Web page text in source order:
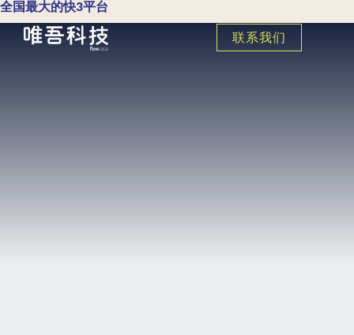
全国最大的快3平台
联系我们